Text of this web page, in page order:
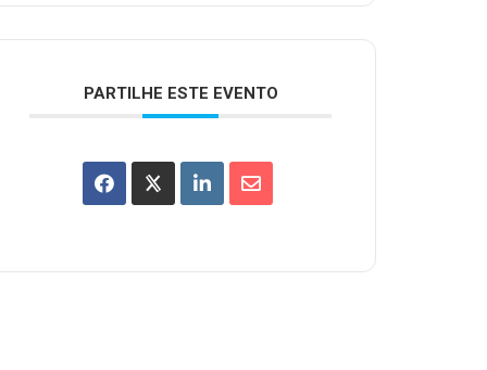
PARTILHE ESTE EVENTO